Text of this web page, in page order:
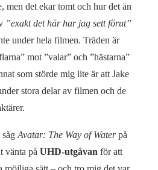
men det ekar tomt och hur det än
”exakt det här har jag sett förut”
under hela filmen. Träden är
mot ”valar” och ”hästarna”
som störde mig lite är att Jake
stora delar av filmen och de
Avatar: The Way of Waterpå
vänta på UHD-utgåvan för att